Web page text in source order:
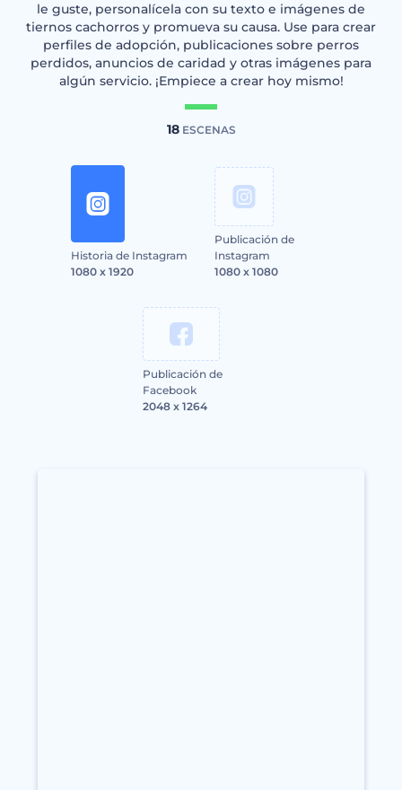
le guste, personalícela con su texto e imágenes de
tiernos cachorros y promueva su causa. Use para crear
perfiles de adopción, publicaciones sobre perros
perdidos, anuncios de caridad y otras imágenes para
algún servicio. ¡Empiece a crear hoy mismo!
18ESCENAS
Historia de Instagram
1080 x 1920
Publicación de
Instagram
1080 x 1080
Publicación de
Facebook
2048 x 1264